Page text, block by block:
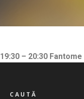
19:30 – 20:30 Fantome
CAUTĂ